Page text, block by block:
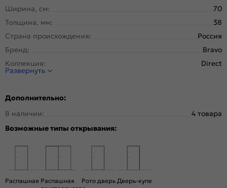
Ширина, см:
70
Толщина, мм:
38
Страна происхождения:
Россия
Бренд:
Bravo
Коллекция:
Direct
Стиль:
Система открывания:
Конструкция двери:
Каркасно-щитовая
Цвет:
Общий цвет:
Развернуть
Дополнительно:
В наличии:
4 товара
Возможные типы открывания:
Распашная Распашная
Рото дверь Дверь-купе